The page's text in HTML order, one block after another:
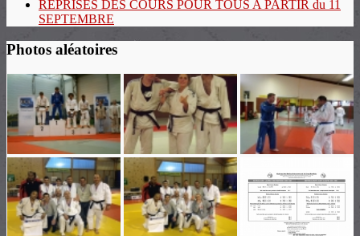
REPRISES DES COURS POUR TOUS A PARTIR du 11
SEPTEMBRE
Photos aléatoires